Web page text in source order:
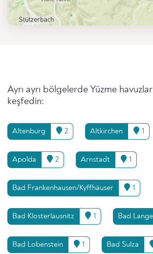
Ayrı ayrı bölgelerde Yüzme
keşfedin:
Altenburg 2 Altkirchen 1
Apolda 2 Arnstadt 1
Bad Frankenhausen/Kyffhäuser 1
Bad Klosterlausnitz 1 Bad
Bad Lobenstein 1 Bad Sulza